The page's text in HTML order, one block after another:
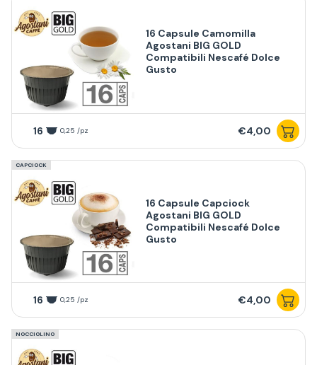
16 Capsule Camomilla
Agostani BIG GOLD
Compatibili Nescafé Dolce
Gusto
16 0,25 /pz €4,00
CAPCIOCK
16 Capsule Capciock
Agostani BIG GOLD
Compatibili Nescafé Dolce
Gusto
16 0,25 /pz €4,00
NOCCIOLINO